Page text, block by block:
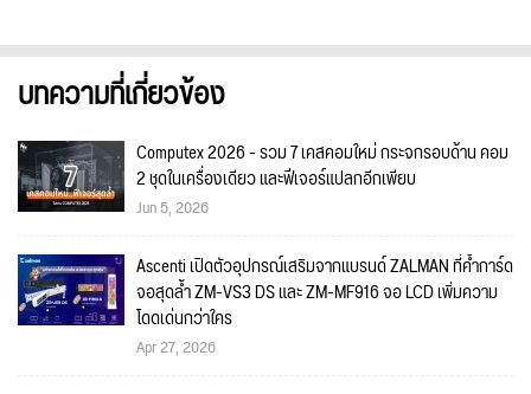
บทความที่เกี่ยวข้อง
Computex 2026 - รวม 7 เคสคอมใหม่ กระจกรอบด้าน คอม
2 ชุดในเครื่องเดียว และฟีเจอร์แปลกอีกเพียบ
Jun 5, 2026
Ascenti เปิดตัวอุปกรณ์เสริมจากแบรนด์ ZALMAN ที่ค้ำการ์ด
จอสุดล้ำ ZM-VS3 DS และ ZM-MF916 จอ LCD เพิ่มความ
โดดเด่นกว่าใคร
Apr 27, 2026